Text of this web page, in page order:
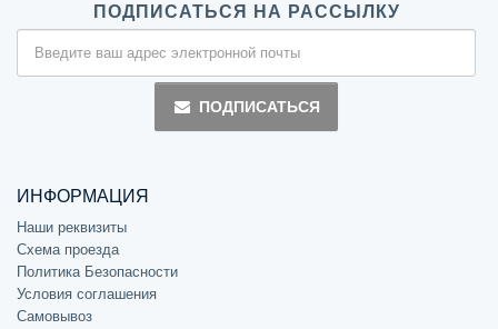
ПОДПИСАТЬСЯ НА РАССЫЛКУ
ПОДПИСАТЬСЯ
ИНФОРМАЦИЯ
Наши реквизиты
Схема проезда
Политика Безопасности
Условия соглашения
Самовывоз